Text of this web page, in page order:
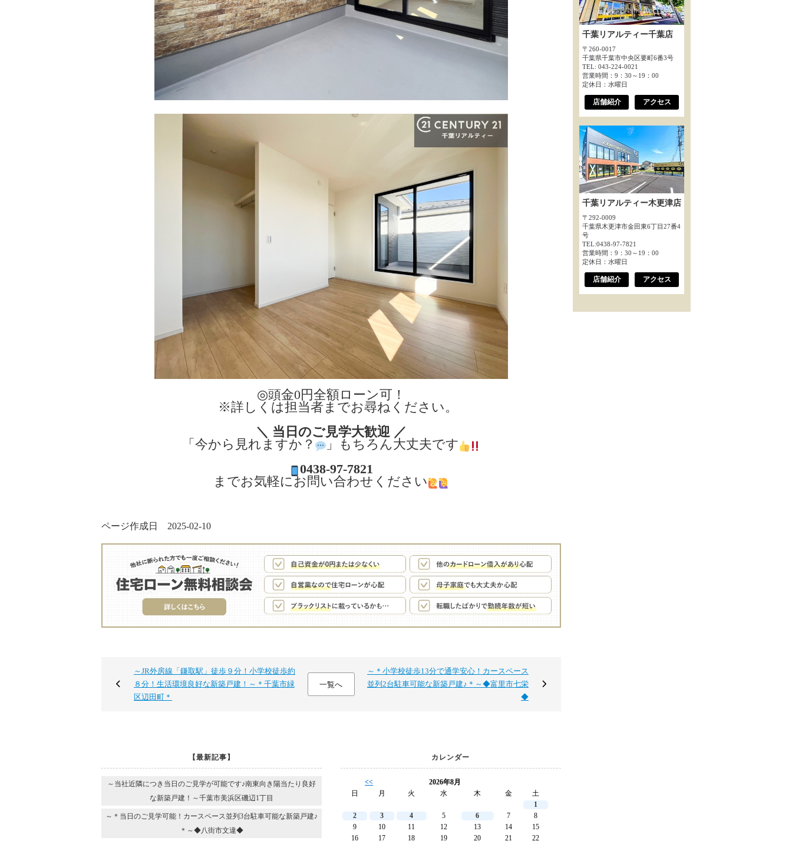
◎頭金0円全額ローン可！
※詳しくは担当者までお尋ねください。
＼ 当日のご見学大歓迎 ／
「今から見れますか？
」もちろん大丈夫です
0438-97-7821
までお気軽にお問い合わせください
ページ作成日 2025-02-10
～JR外房線「鎌取駅」徒歩９分！小学校徒歩約
８分！生活環境良好な新築戸建！～＊千葉市緑
区辺田町＊
一覧へ
～＊小学校徒歩13分で通学安心！カースペース
並列2台駐車可能な新築戸建♪＊～◆富里市七栄
◆
【最新記事】
～当社近隣につき当日のご見学が可能です♪南東向き陽当たり良好
な新築戸建！～千葉市美浜区磯辺1丁目
～＊当日のご見学可能！カースペース並列3台駐車可能な新築戸建♪
＊～◆八街市文違◆
カレンダー
<<
2026年8月
日
月 火 水 木 金
土
1
2
3 4 5 6 7
8
9
10 11 12 13 14
15
16
17 18 19 20 21 22
千葉リアルティー千葉店
〒260-0017
千葉県千葉市中央区要町6番3号
TEL: 043-224-0021
営業時間：9：30～19：00
定休日：水曜日
店舗紹介 アクセス
千葉リアルティー木更津店
〒292-0009
千葉県木更津市金田東6丁目27番4
号
TEL:0438-97-7821
営業時間：9：30～19：00
定休日：水曜日
店舗紹介 アクセス